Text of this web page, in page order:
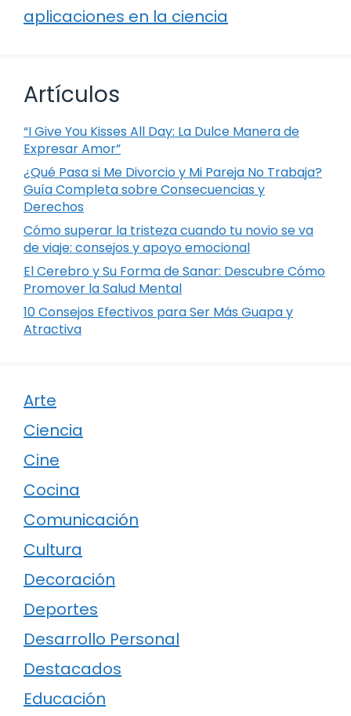
aplicaciones en la ciencia
Artículos
“I Give You Kisses All Day: La Dulce Manera de
Expresar Amor”
¿Qué Pasa si Me Divorcio y Mi Pareja No Trabaja?
Guía Completa sobre Consecuencias y
Derechos
Cómo superar la tristeza cuando tu novio se va
de viaje: consejos y apoyo emocional
El Cerebro y Su Forma de Sanar: Descubre Cómo
Promover la Salud Mental
10 Consejos Efectivos para Ser Más Guapa y
Atractiva
Arte
Ciencia
Cine
Cocina
Comunicación
Cultura
Decoración
Deportes
Desarrollo Personal
Destacados
Educación